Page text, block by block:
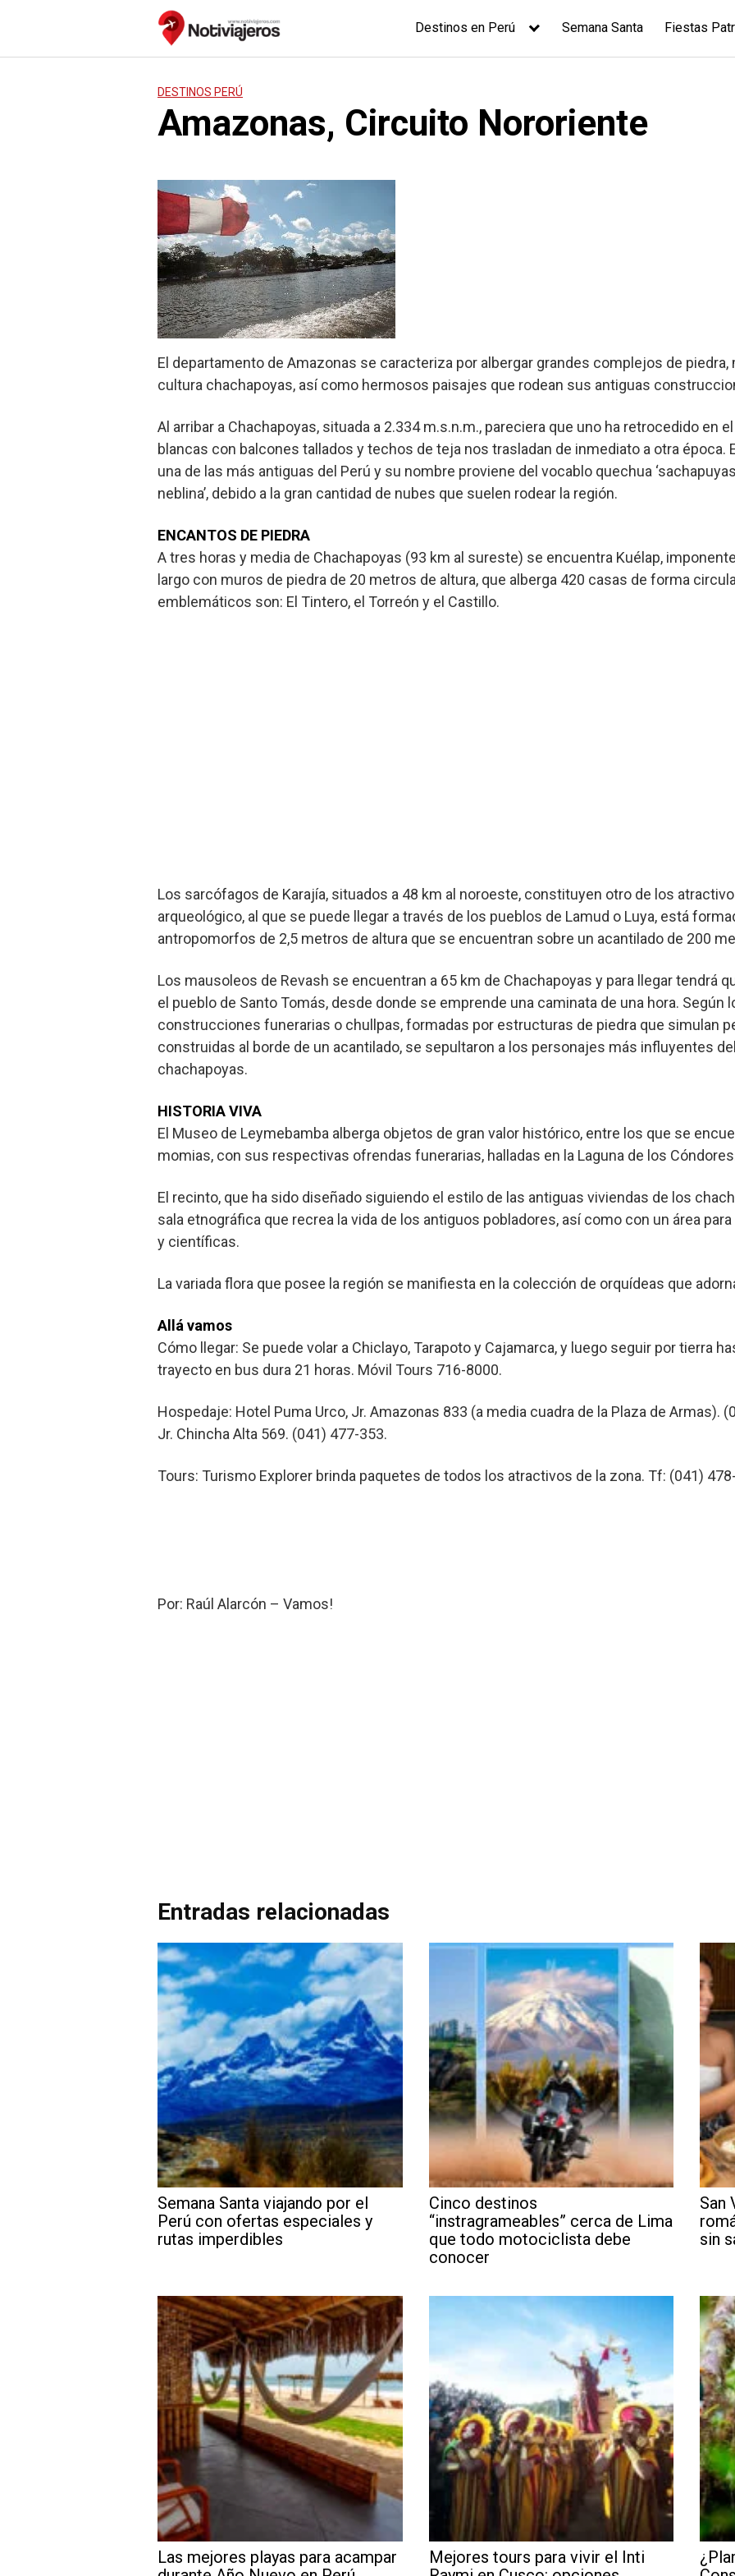
Destinos en Perú Semana Santa Fiestas
DESTINOS PERÚ
Amazonas, Circuito Nororiente
El departamento de Amazonas se caracteriza por albergar grandes complejos de
cultura chachapoyas, así como hermosos paisajes que rodean sus antiguas
Al arribar a Chachapoyas, situada a 2.334 m.s.n.m., pareciera que uno ha retrocedido en
blancas con balcones tallados y techos de teja nos trasladan de inmediato a otra época.
una de las más antiguas del Perú y su nombre proviene del vocablo quechua
neblina’, debido a la gran cantidad de nubes que suelen rodear la región.
ENCANTOS DE PIEDRA
A tres horas y media de Chachapoyas (93 km al sureste) se encuentra Kuélap,
largo con muros de piedra de 20 metros de altura, que alberga 420 casas de forma
emblemáticos son: El Tintero, el Torreón y el Castillo.
Los sarcófagos de Karajía, situados a 48 km al noroeste, constituyen otro de los
arqueológico, al que se puede llegar a través de los pueblos de Lamud o Luya, está
antropomorfos de 2,5 metros de altura que se encuentran sobre un acantilado de 200
Los mausoleos de Revash se encuentran a 65 km de Chachapoyas y para llegar tendrá
el pueblo de Santo Tomás, desde donde se emprende una caminata de una hora. Según
construcciones funerarias o chullpas, formadas por estructuras de piedra que simulan
construidas al borde de un acantilado, se sepultaron a los personajes más influyentes
chachapoyas.
HISTORIA VIVA
El Museo de Leymebamba alberga objetos de gran valor histórico, entre los que se
momias, con sus respectivas ofrendas funerarias, halladas en la Laguna de los
El recinto, que ha sido diseñado siguiendo el estilo de las antiguas viviendas de los
sala etnográfica que recrea la vida de los antiguos pobladores, así como con un área
y científicas.
La variada flora que posee la región se manifiesta en la colección de orquídeas que
Allá vamos
Cómo llegar: Se puede volar a Chiclayo, Tarapoto y Cajamarca, y luego seguir por tierra
trayecto en bus dura 21 horas. Móvil Tours 716-8000.
Hospedaje: Hotel Puma Urco, Jr. Amazonas 833 (a media cuadra de la Plaza de Armas).
Jr. Chincha Alta 569. (041) 477-353.
Tours: Turismo Explorer brinda paquetes de todos los atractivos de la zona. Tf: (041)
Por: Raúl Alarcón – Vamos!
Entradas relacionadas
Semana Santa viajando por el
Perú con ofertas especiales y
rutas imperdibles
Cinco destinos
“instragrameables” cerca de Lima
que todo motociclista debe
conocer
San
sin
Las mejores playas para acampar
Mejores tours para vivir el Inti